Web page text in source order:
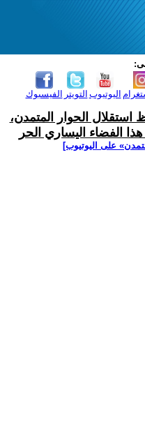
الفيسبوك التويتر اليوتيوب
استقلال الحوار المتمدن،
الفضاء اليساري الحر
على اليوتيوب]